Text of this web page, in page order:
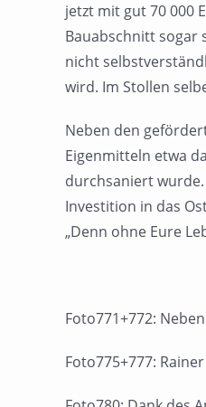
jetzt mit gut 70 000
Bauabschnitt sogar
nicht
wird. Im Stollen
Neben den
Eigenmitteln etwa
durchsaniert
Investition in das
„Denn ohne Eure
Foto771+772:
Foto775+777: